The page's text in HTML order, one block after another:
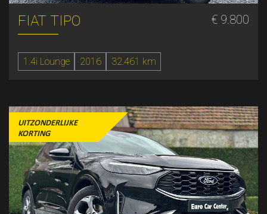
FIAT TIPO € 9.800
1.4i Lounge 2016 32.461 km
UITZONDERLIJKE
KORTING